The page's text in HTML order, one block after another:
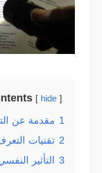
hide
1 مقدمة عن
2 تقنيات
3
التأثير